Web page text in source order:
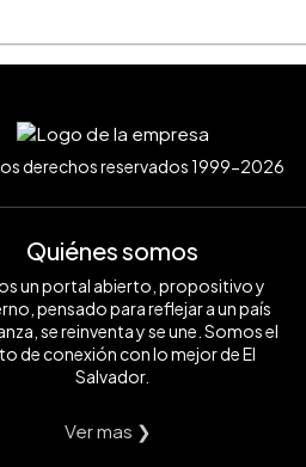
derechos reservados 1999-2026
Quiénes somos
un portal abierto, propositivo y
pensado para reflejar a un país
se reinventa y se une. Somos el
de conexión con lo mejor de El
Salvador.
Ver mas ❯